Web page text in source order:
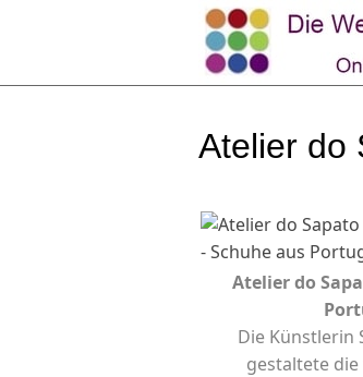
Atelier do
Atelier do
Die Künstlerin
gestaltete